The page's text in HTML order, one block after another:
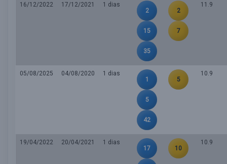
16/12/2022 17/12/2021
1 dias
2
15
35
2
7
11.9
05/08/2025 04/08/2020
1 dias
1
5
42
5
10.9
19/04/2022 20/04/2021
1 dias
17
10
10.9